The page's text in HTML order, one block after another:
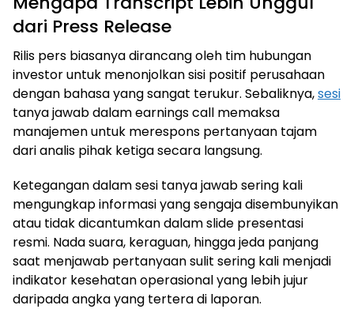
dari Press Release
Rilis pers biasanya dirancang oleh tim hubungan
investor untuk menonjolkan sisi positif perusahaan
dengan bahasa yang sangat terukur. Sebaliknya,sesi
tanya jawab dalam earnings call memaksa
manajemen untuk merespons pertanyaan tajam
dari analis pihak ketiga secara langsung.
Ketegangan dalam sesi tanya jawab sering kali
mengungkap informasi yang sengaja disembunyikan
atau tidak dicantumkan dalam slide presentasi
resmi. Nada suara, keraguan, hingga jeda panjang
saat menjawab pertanyaan sulit sering kali menjadi
indikator kesehatan operasional yang lebih jujur
daripada angka yang tertera di laporan.